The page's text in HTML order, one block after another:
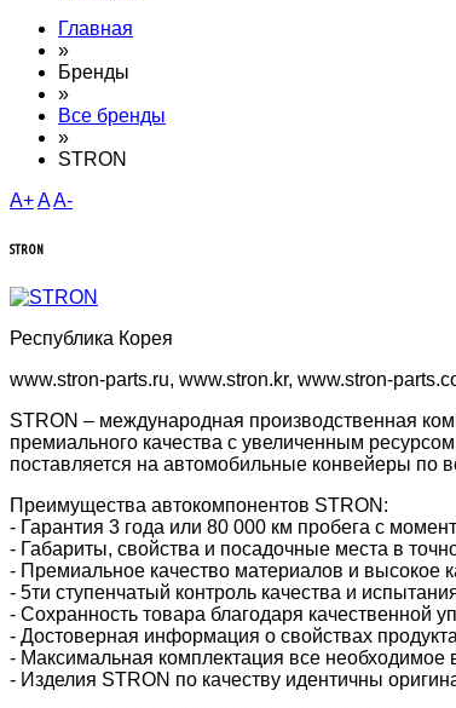
Главная
»
Бренды
»
Все бренды
»
STRON
A+AA-
STRON
Республика Корея
www.stron-parts.ru, www.stron.kr, www.stron-
STRON – международная производственная
премиального качества с увеличенным
поставляется на автомобильные конвейеры по
Преимущества автокомпонентов STRON:
- Гарантия 3 года или 80 000 км пробега с
- Габариты, свойства и посадочные места в
- Премиальное качество материалов и высокое
- 5ти ступенчатый контроль качества и
- Сохранность товара благодаря качественной
- Достоверная информация о свойствах
- Максимальная комплектация все необходимое
- Изделия STRON по качеству идентичны